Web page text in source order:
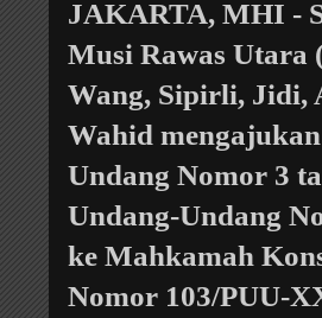
JAKARTA, MHI -
Musi Rawas Utara
Wang, Sipirli, Jidi,
Wahid
Undang Nomor 3
Undang-Undang
ke Mahkamah
Nomor 103/PUU-